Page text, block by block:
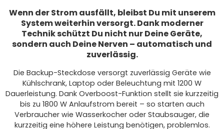
Wenn der Strom ausfällt, bleibst Du mit unserem
System weiterhin versorgt. Dank moderner
Technik schützt Du nicht nur Deine Geräte,
sondern auch Deine Nerven – automatisch und
zuverlässig.
Die Backup-Steckdose versorgt zuverlässig Geräte wie
Kühlschrank, Laptop oder Beleuchtung mit 1200 W
Dauerleistung. Dank Overboost-Funktion stellt sie kurzzeitig
bis zu 1800 W Anlaufstrom bereit – so starten auch
Verbraucher wie Wasserkocher oder Staubsauger, die
kurzzeitig eine höhere Leistung benötigen, problemlos.